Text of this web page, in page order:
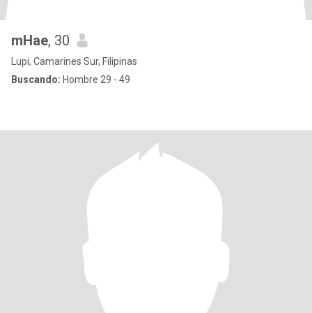
mHae, 30
Lupi, Camarines Sur, Filipinas
Buscando: Hombre 29 - 49